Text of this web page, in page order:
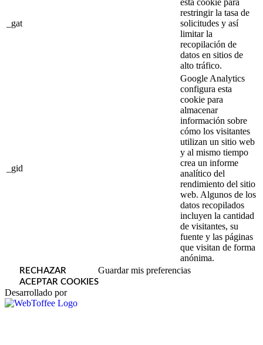
_gat
esta cookie para
restringir la tasa de
solicitudes y así
limitar la
recopilación de
datos en sitios de
alto tráfico.
_gid
Google Analytics
configura esta
cookie para
almacenar
información sobre
cómo los visitantes
utilizan un sitio web
y al mismo tiempo
crea un informe
analítico del
rendimiento del sitio
web. Algunos de los
datos recopilados
incluyen la cantidad
de visitantes, su
fuente y las páginas
que visitan de forma
anónima.
RECHAZAR Guardar mis preferencias
ACEPTAR COOKIES
Desarrollado por